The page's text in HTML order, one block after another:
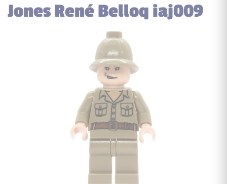
Jones René Belloq iaj009